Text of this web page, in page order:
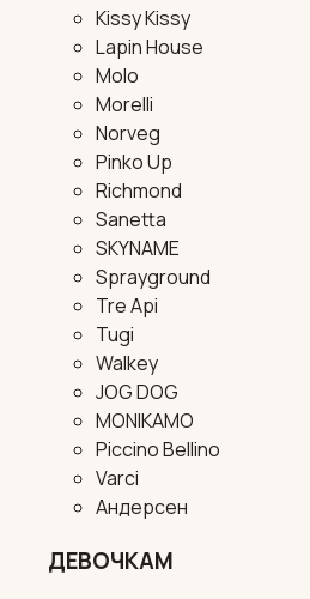
Kissy Kissy
Lapin House
Molo
Morelli
Norveg
Pinko Up
Richmond
Sanetta
SKYNAME
Sprayground
Tre Api
Tugi
Walkey
JOG DOG
MONIKAMO
Piccino Bellino
Varci
Андерсен
ДЕВОЧКАМ